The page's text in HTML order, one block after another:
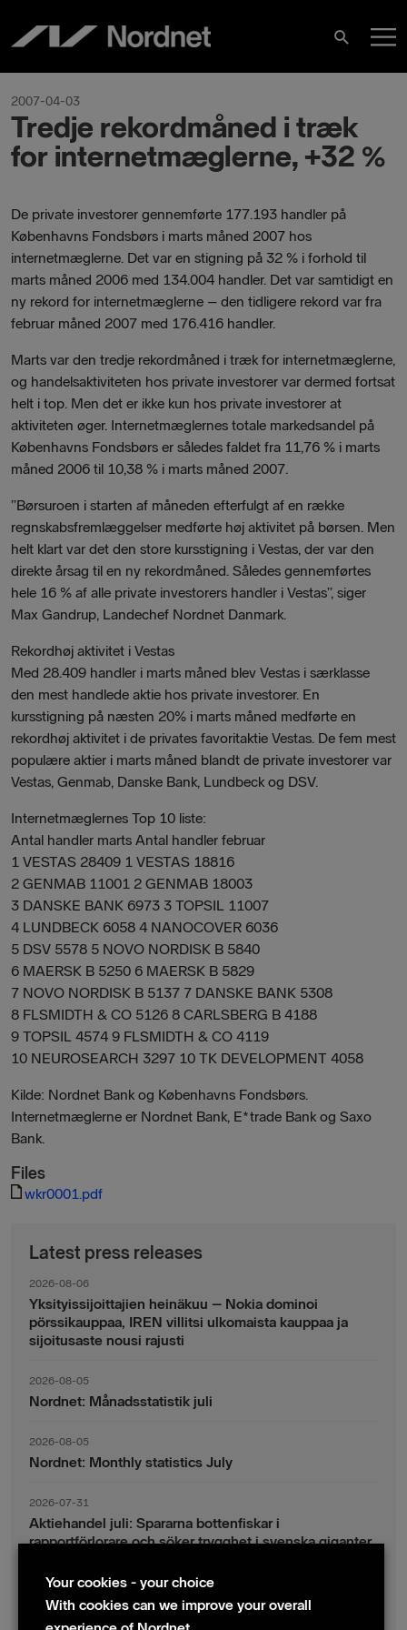
content
Search
2007-04-03
Tredje rekordmåned i træk
for internetmæglerne, +32 %
De private investorer gennemførte 177.193 handler på
Københavns Fondsbørs i marts måned 2007 hos
internetmæglerne. Det var en stigning på 32 % i forhold til
marts måned 2006 med 134.004 handler. Det var samtidigt en
ny rekord for internetmæglerne – den tidligere rekord var fra
februar måned 2007 med 176.416 handler.
Marts var den tredje rekordmåned i træk for internetmæglerne,
og handelsaktiviteten hos private investorer var dermed fortsat
helt i top. Men det er ikke kun hos private investorer at
aktiviteten øger. Internetmæglernes totale markedsandel på
Københavns Fondsbørs er således faldet fra 11,76 % i marts
måned 2006 til 10,38 % i marts måned 2007.
”Børsuroen i starten af måneden efterfulgt af en række
regnskabsfremlæggelser medførte høj aktivitet på børsen. Men
helt klart var det den store kursstigning i Vestas, der var den
direkte årsag til en ny rekordmåned. Således gennemførtes
hele 16 % af alle private investorers handler i Vestas”, siger
Max Gandrup, Landechef Nordnet Danmark.
Rekordhøj aktivitet i Vestas
Med 28.409 handler i marts måned blev Vestas i særklasse
den mest handlede aktie hos private investorer. En
kursstigning på næsten 20% i marts måned medførte en
rekordhøj aktivitet i de privates favoritaktie Vestas. De fem mest
populære aktier i marts måned blandt de private investorer var
Vestas, Genmab, Danske Bank, Lundbeck og DSV.
Internetmæglernes Top 10 liste:
Antal handler marts Antal handler februar
1 VESTAS 28409 1 VESTAS 18816
2 GENMAB 11001 2 GENMAB 18003
3 DANSKE BANK 6973 3 TOPSIL 11007
4 LUNDBECK 6058 4 NANOCOVER 6036
5 DSV 5578 5 NOVO NORDISK B 5840
6 MAERSK B 5250 6 MAERSK B 5829
7 NOVO NORDISK B 5137 7 DANSKE BANK 5308
8 FLSMIDTH & CO 5126 8 CARLSBERG B 4188
9 TOPSIL 4574 9 FLSMIDTH & CO 4119
10 NEUROSEARCH 3297 10 TK DEVELOPMENT 4058
Kilde: Nordnet Bank og Københavns Fondsbørs.
Internetmæglerne er Nordnet Bank, E*trade Bank og Saxo
Bank.
Files
wkr0001.pdf
Latest press releases
2026-08-06
Yksityissijoittajien heinäkuu – Nokia dominoi
pörssikauppaa, IREN villitsi ulkomaista kauppaa ja
sijoitusaste nousi rajusti
2026-08-05
Nordnet: Månadsstatistik juli
2026-08-05
Nordnet: Monthly statistics July
2026-07-31
Aktiehandel juli: Spararna bottenfiskar i
rapportförlorare och söker trygghet i svenska giganter
2026-07-30
Fondsparande juli: Vinsthemtagningar i teknik – men
indexsparandet ligger fast
Your cookies - your choice
With cookies can we improve your overall